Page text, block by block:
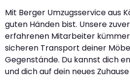
Mit Berger Umzugsservice aus
guten Händen bist. Unsere
erfahrenen Mitarbeiter
sicheren Transport deiner
Gegenstände. Du kannst dich
und dich auf dein neues